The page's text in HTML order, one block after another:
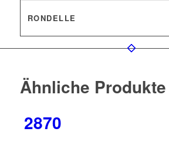
RONDELLE
Ähnliche Produkte
2870